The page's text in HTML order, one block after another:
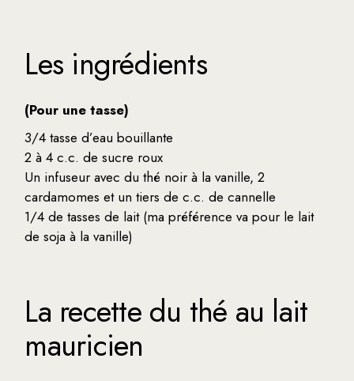
Les ingrédients
(Pour une tasse)
3/4 tasse d’eau bouillante
2 à 4 c.c. de sucre roux
Un infuseur avec du thé noir à la vanille, 2
cardamomes et un tiers de c.c. de cannelle
1/4 de tasses de lait (ma préférence va pour le lait
de soja à la vanille)
La recette du thé au lait
mauricien